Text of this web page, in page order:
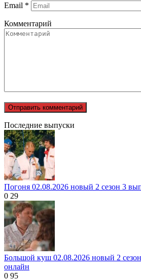
Email *
Комментарий
Последние выпуски
Погоня 02.08.2026 новый 2 сезон 3
0 29
Большой куш 02.08.2026 новый 2
онлайн
0 95